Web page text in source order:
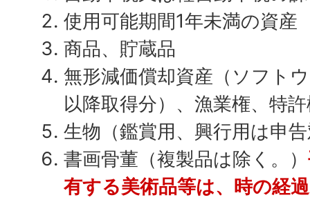
使用可能期間1年未満の資産
商品、貯蔵品
無形減価償却資産（ソフト
以降取得分）、漁業権、特
生物（鑑賞用、興行用は申
書画骨董（複製品は除く。）
有する美術品等は、時の経